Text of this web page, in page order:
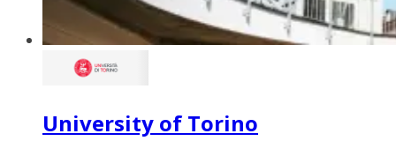
University of Torino